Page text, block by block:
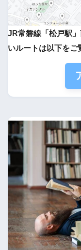
JR常磐線「松戸駅
いルートは以下をご